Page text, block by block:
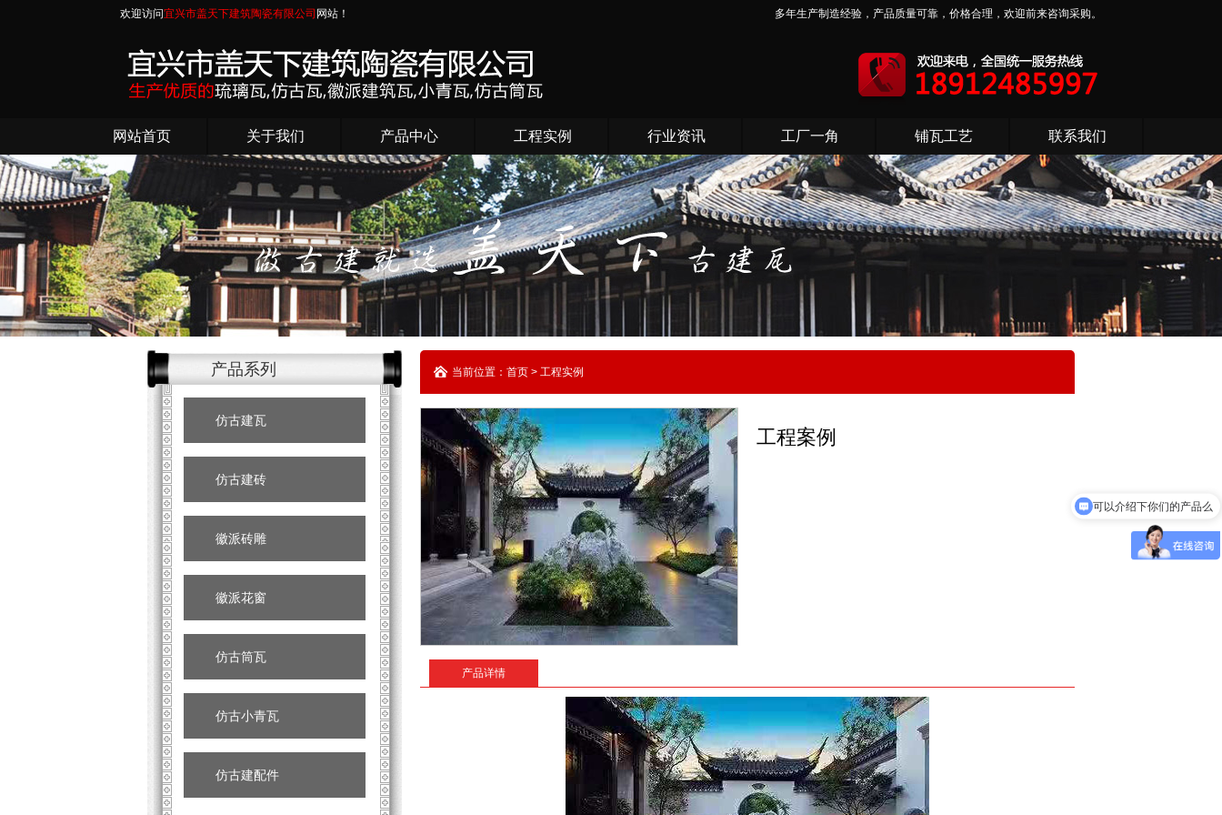
欢迎访问宜兴市盖天下建筑陶瓷有限公司 网站！ 多年生产制造经验，产品质量可靠，价格合理，欢迎前来咨询采购。
网站首页 关于我们 产品中心 工程实例 行业资讯 工厂一角 铺瓦工艺 联系我们
产品系列
仿古建瓦
仿古建砖
徽派砖雕
徽派花窗
仿古筒瓦
仿古小青瓦
仿古建配件
当前位置：首页 > 工程实例
工程案例
产品详情
可以介绍下你们的产品么